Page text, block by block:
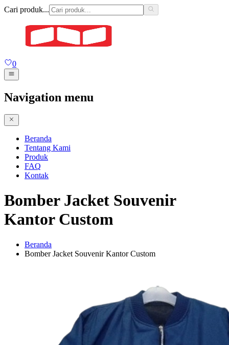
Cari produk...
0
Navigation menu
Beranda
Tentang Kami
Produk
FAQ
Kontak
Bomber Jacket Souvenir
Kantor Custom
Beranda
Bomber Jacket Souvenir Kantor Custom